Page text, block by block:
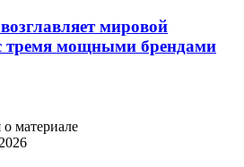
мировой
тремя мощными брендами
материале